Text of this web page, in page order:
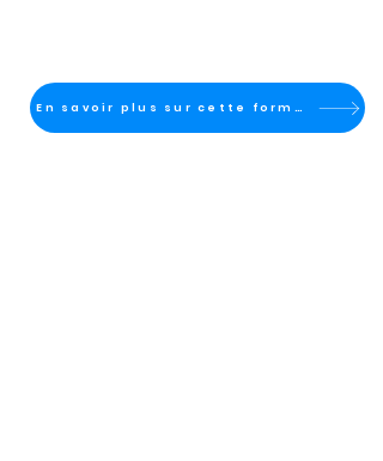
En savoir plus sur cette formation